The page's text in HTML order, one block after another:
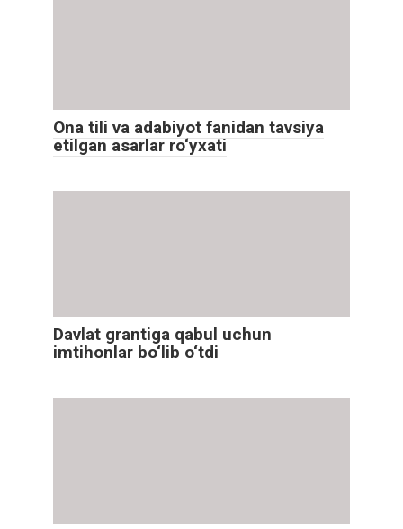
Ona tili va adabiyot fanidan tavsiya
etilgan asarlar ro‘yxati
Davlat grantiga qabul uchun
imtihonlar bo‘lib o‘tdi